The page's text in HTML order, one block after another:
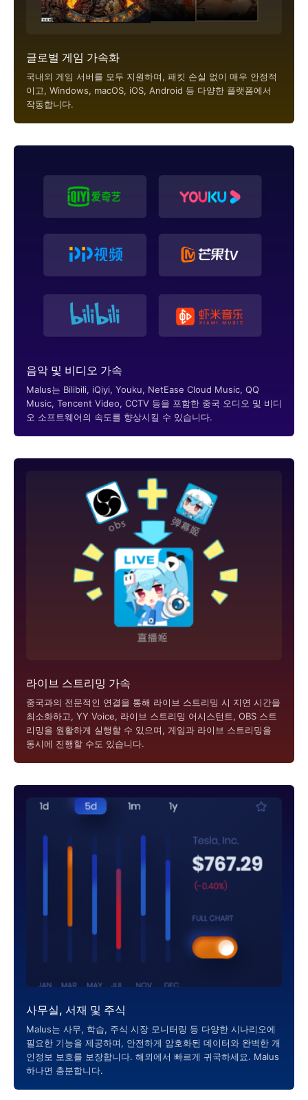
글로벌 게임 가속화
국내외 게임 서버를 모두 지원하며, 패킷 손실 없이 매우 안정적
이고, Windows, macOS, iOS, Android 등 다양한 플랫폼에서
작동합니다.
음악 및 비디오 가속
Malus는 Bilibili, iQiyi, Youku, NetEase Cloud Music, QQ
Music, Tencent Video, CCTV 등을 포함한 중국 오디오 및 비디
오 소프트웨어의 속도를 향상시킬 수 있습니다.
라이브 스트리밍 가속
중국과의 전문적인 연결을 통해 라이브 스트리밍 시 지연 시간을
최소화하고, YY Voice, 라이브 스트리밍 어시스턴트, OBS 스트
리밍을 원활하게 실행할 수 있으며, 게임과 라이브 스트리밍을
동시에 진행할 수도 있습니다.
사무실, 서재 및 주식
Malus는 사무, 학습, 주식 시장 모니터링 등 다양한 시나리오에
필요한 기능을 제공하며, 안전하게 암호화된 데이터와 완벽한 개
인정보 보호를 보장합니다. 해외에서 빠르게 귀국하세요. Malus
하나면 충분합니다.